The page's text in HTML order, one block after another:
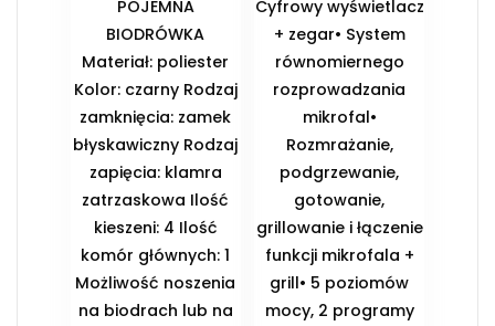
POJEMNA
BIODRÓWKA
Materiał: poliester
Kolor: czarny Rodzaj
zamknięcia: zamek
błyskawiczny Rodzaj
zapięcia: klamra
zatrzaskowa Ilość
kieszeni: 4 Ilość
komór głównych: 1
Możliwość noszenia
na biodrach lub na
Cyfrowy wyświetlacz
+ zegar• System
równomiernego
rozprowadzania
mikrofal•
Rozmrażanie,
podgrzewanie,
gotowanie,
grillowanie i łączenie
funkcji mikrofala +
grill• 5 poziomów
mocy, 2 programy